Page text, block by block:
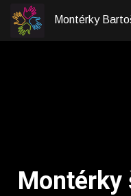
Montérky
Montérky